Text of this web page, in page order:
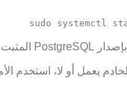
sudo systemctl
يعمل أو لا، استخدم